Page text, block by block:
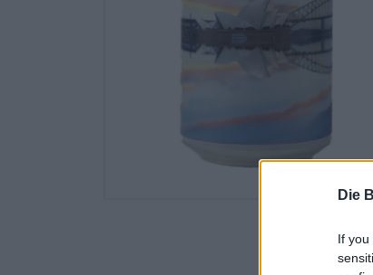
Die
If